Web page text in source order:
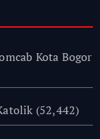
Kota Bogor
(52,442)